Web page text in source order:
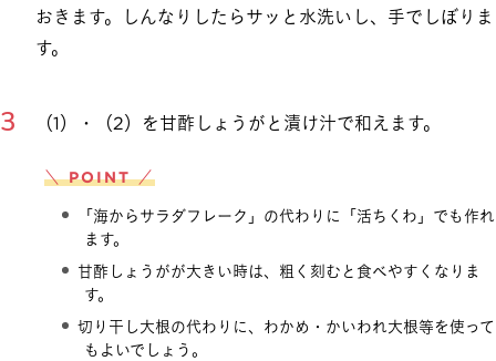
おきます。しんなりしたらサッと水洗いし、手でしぼりま
す。
（1）・（2）を甘酢しょうがと漬け汁で和えます。
＼ POINT ／
「海からサラダフレーク」の代わりに「活ちくわ」でも作れ
ます。
甘酢しょうがが大きい時は、粗く刻むと食べやすくなりま
す。
切り干し大根の代わりに、わかめ・かいわれ大根等を使って
もよいでしょう。